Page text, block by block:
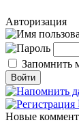
Авторизация
Запомнить
Новые